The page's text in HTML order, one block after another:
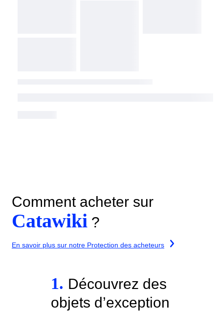
Comment acheter sur
Catawiki ?
En savoir plus sur notre Protection des acheteurs
1. Découvrez des
objets d’exception